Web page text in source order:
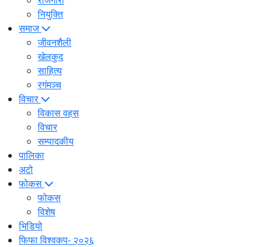
नियुक्ति
समाज
जीवनशैली
खेलकुद
साहित्य
रगंमञ्च
विचार
विकास वहस
विचार
सम्पादकीय
पालिका
अटो
फोकस
फोकस
विशेष
भिडियो
फिफा विश्वकप- २०२६